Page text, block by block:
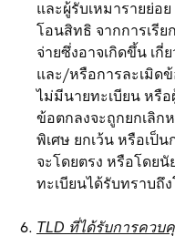
และผู้รับเหมารายย่
โอนสิทธิ จากการเรี
จ่ายซึ่งอาจเกิดขึ้น เ
และ/หรือการละเมิด
ไม่มีนายทะเบียน หรื
ข้อตกลงจะถูกยกเลิก
พิเศษ ยกเว้น หรือเป็
จะโดยตรง หรือโดย
ทะเบียนได้รับทราบถึ
TLD ที่ได้รับการควบ